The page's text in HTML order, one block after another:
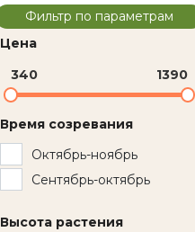
Фильтр по параметрам
Цена
340
1390
Время созревания
Октябрь-ноябрь
Сентябрь-октябрь
Высота растения